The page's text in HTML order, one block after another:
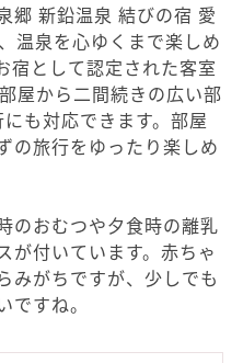
郷 新鉛温泉 結びの宿 愛
温泉を心ゆくまで楽しめ
宿として認定された客室
屋から二間続きの広い部
も対応できます。部屋
の旅行をゆったり楽しめ
のおむつや夕食時の離乳
が付いています。赤ちゃ
みがちですが、少しでも
すね。